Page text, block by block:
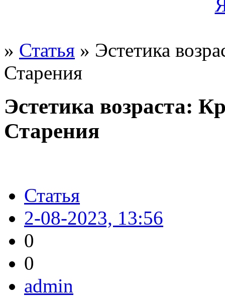
» Статья » Эстетика
Старения
Эстетика возраста:
Старения
Статья
2-08-2023, 13:56
0
0
admin